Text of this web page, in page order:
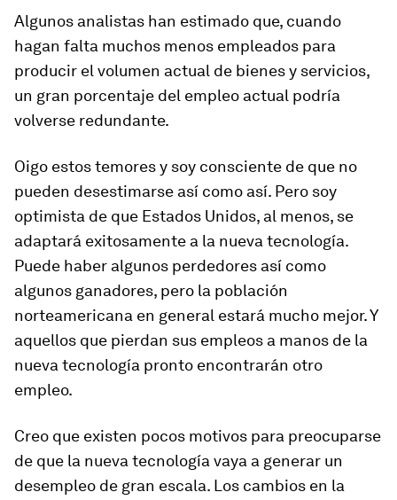
Algunos analistas han estimado que, cuando
hagan falta muchos menos empleados para
producir el volumen actual de bienes y servicios,
un gran porcentaje del empleo actual podría
volverse redundante.
Oigo estos temores y soy consciente de que no
pueden desestimarse así como así. Pero soy
optimista de que Estados Unidos, al menos, se
adaptará exitosamente a la nueva tecnología.
Puede haber algunos perdedores así como
algunos ganadores, pero la población
norteamericana en general estará mucho mejor. Y
aquellos que pierdan sus empleos a manos de la
nueva tecnología pronto encontrarán otro
empleo.
Creo que existen pocos motivos para preocuparse
de que la nueva tecnología vaya a generar un
desempleo de gran escala. Los cambios en la